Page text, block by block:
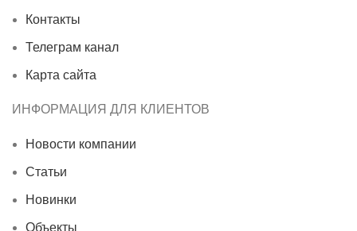
Контакты
Телеграм канал
Карта сайта
ИНФОРМАЦИЯ ДЛЯ КЛИЕНТОВ
Новости компании
Статьи
Новинки
Объекты